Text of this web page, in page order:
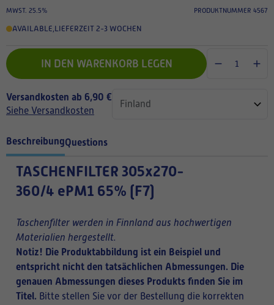
MWST. 25.5% PRODUKTNUMMER 4567
AVAILABLE,LIEFERZEIT 2-3 WOCHEN
IN DEN WARENKORB LEGEN
Versandkosten ab 6,90 €
Siehe Versandkosten
BeschreibungQuestions
TASCHENFILTER 305x270-
360/4 ePM1 65% (F7)
Taschenfilter werden in Finnland aus hochwertigen
Materialien hergestellt.
Notiz! Die Produktabbildung ist ein Beispiel und
entspricht nicht den tatsächlichen Abmessungen. Die
genauen Abmessungen dieses Produkts finden Sie im
Titel. Bitte stellen Sie vor der Bestellung die korrekten